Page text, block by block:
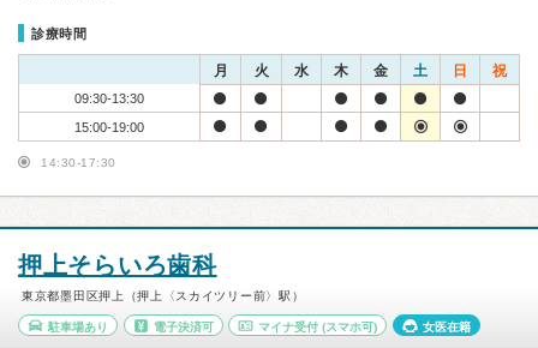
診療時間
月 火 水 木 金 土 日 祝
09:30-13:30
15:00-19:00
14:30-17:30
押上そらいろ歯科
東京都墨田区押上（押上〈スカイツリー前〉駅）
駐車場あり 電子決済可 マイナ受付 (スマホ可) 女医在籍